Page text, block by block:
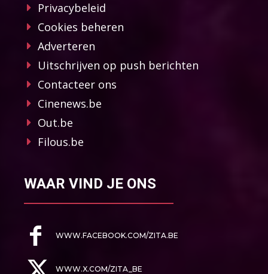
Privacybeleid
Cookies beheren
Adverteren
Uitschrijven op push berichten
Contacteer ons
Cinenews.be
Out.be
Filous.be
WAAR VIND JE ONS
WWW.FACEBOOK.COM/ZITA.BE
WWW.X.COM/ZITA_BE